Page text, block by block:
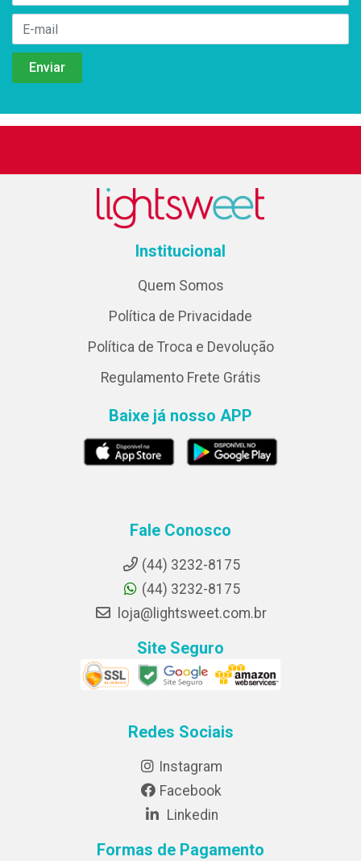
Institucional
Quem Somos
Política de Privacidade
Política de Troca e Devolução
Regulamento Frete Grátis
Baixe já nosso APP
Fale Conosco
(44) 3232-8175
(44) 3232-8175
loja@lightsweet.com.br
Site Seguro
Redes Sociais
Instagram
Facebook
Linkedin
Formas de Pagamento